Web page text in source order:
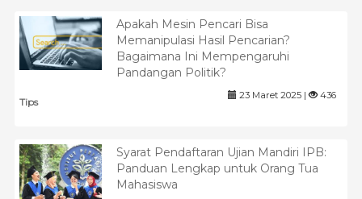
Apakah Mesin Pencari Bisa
Memanipulasi Hasil Pencarian?
Bagaimana Ini Mempengaruhi
Pandangan Politik?
Tips
23 Maret 2025 | 436
Syarat Pendaftaran Ujian Mandiri IPB:
Panduan Lengkap untuk Orang Tua
Mahasiswa